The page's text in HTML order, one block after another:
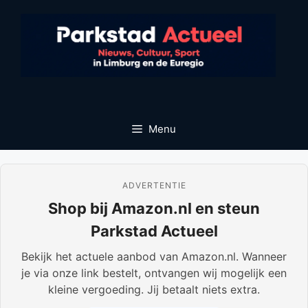
Menu
ADVERTENTIE
Shop bij Amazon.nl en steun
Parkstad Actueel
Bekijk het actuele aanbod van Amazon.nl. Wanneer
je via onze link bestelt, ontvangen wij mogelijk een
kleine vergoeding. Jij betaalt niets extra.